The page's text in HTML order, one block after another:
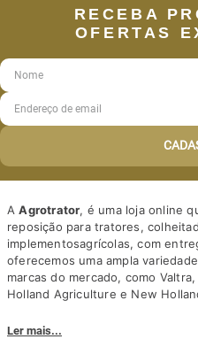
RECEBA
OFERTAS
AAgrotrator, é uma loja online
reposição para tratores,
implementosagrícolas, com
oferecemos uma ampla
marcas do mercado, como
Holland Agriculture e New
competitivos. Nós também
Ler mais...